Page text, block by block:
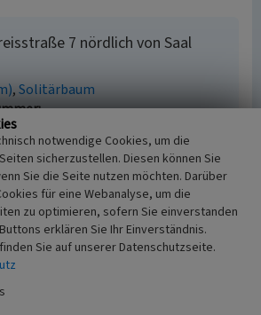
7 nördlich von Saal
Solitärbaum
als 1:20.000)
mündliche Hinweise
notwendige Cookies, um die
sicherzustellen. Diesen können Sie
Sie die Seite nutzen möchten. Darüber
für eine Webanalyse, um die
zu optimieren, sofern Sie einverstanden
erklären Sie Ihr Einverständnis.
Sie auf unserer Datenschutzseite.